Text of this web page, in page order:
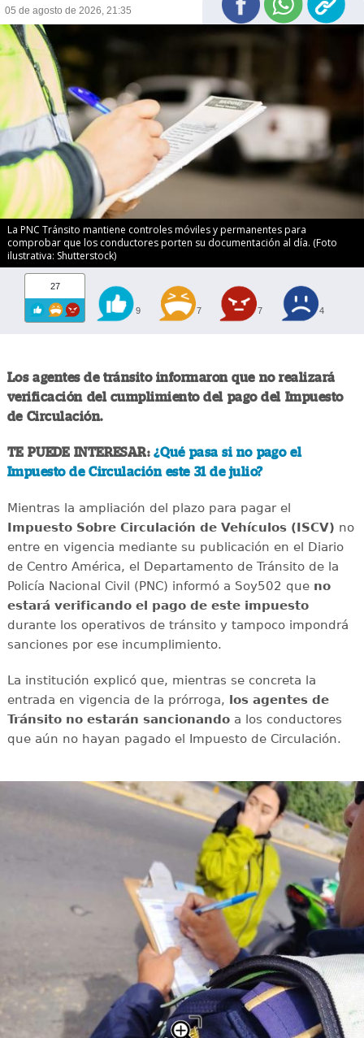
05 de agosto de 2026, 21:35
La PNC Tránsito mantiene controles móviles y permanentes para
comprobar que los conductores porten su documentación al día. (Foto
ilustrativa: Shutterstock)
27
9 7 7 4
Los agentes de tránsito informaron que no realizará
verificación del cumplimiento del pago del Impuesto
de Circulación.
TE PUEDE INTERESAR:¿Qué pasa si no pago el
Impuesto de Circulación este 31 de julio?
Mientras la ampliación del plazo para pagar el
Impuesto Sobre Circulación de Vehículos (ISCV) no
entre en vigencia mediante su publicación en el Diario
de Centro América, el Departamento de Tránsito de la
Policía Nacional Civil (PNC) informó a Soy502 que no
estará verificando el pago de este impuesto
durante los operativos de tránsito y tampoco impondrá
sanciones por ese incumplimiento.
La institución explicó que, mientras se concreta la
entrada en vigencia de la prórroga, los agentes de
Tránsito no estarán sancionandoa los conductores
que aún no hayan pagado el Impuesto de Circulación.